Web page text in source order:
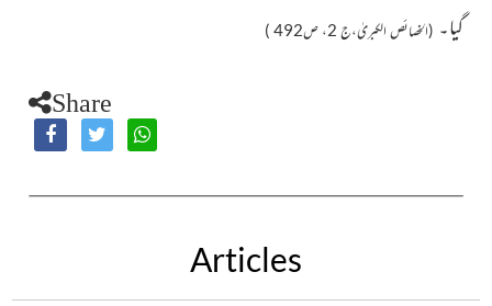
گیا۔ (الخصائص الکبریٰ،ج 2، ص492 )
Share
Articles